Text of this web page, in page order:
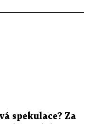
spekulace? Za